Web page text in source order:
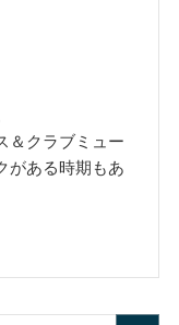
＆クラブミュー
がある時期もあ